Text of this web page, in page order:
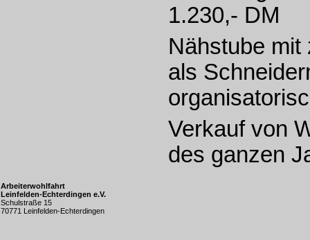
1.230,- DM
Nähstube mit
als
Verkauf von
des ganzen
Arbeiterwohlfahrt
Leinfelden-Echterdingen e.V.
Schulstraße 15
70771 Leinfelden-Echterdingen